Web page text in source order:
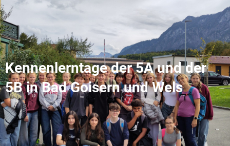
Kennenlerntage der 5A und der
5B in Bad Goisern und Wels